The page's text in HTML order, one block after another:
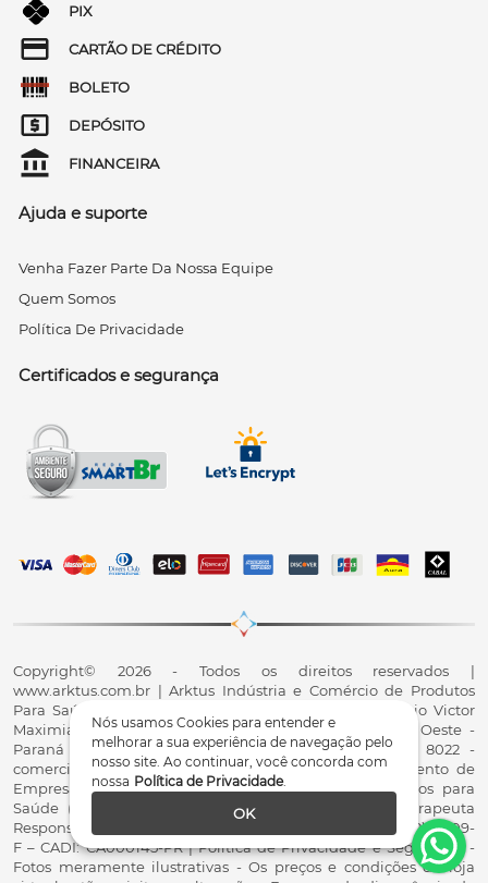
Nós usamos Cookies para entender e
melhorar a sua experiência de navegação pelo
nosso site. Ao continuar, você concorda com
nossa Política de Privacidade.
OK
PIX
CARTÃO DE CRÉDITO
BOLETO
DEPÓSITO
FINANCEIRA
Ajuda e suporte
Venha Fazer Parte Da Nossa Equipe
Quem Somos
Política De Privacidade
Certificados e segurança
Copyright© 2026 - Todos os direitos reservados |
www.arktus.com.br | Arktus Indústria e Comércio de Produtos
Para Saúde Ltda | CNPJ: 01.417.367/0001-78 | R. Antônio Victor
Maximiano, 107, Parque Industrial II, Santa Tereza do Oeste -
Paraná - CEP 85825-900 - Fale conosco: 0800 200 8022 -
comercial@arktus.com.br | Autorização de Funcionamento de
Empresa - AFE/ANVISA - Para Fabricação de Produtos para
Saúde (Correlatos): 8.02.844-5 (UX418X102741) - Fisioterapeuta
Responsável Técnico Dr. Alex Fernando Zani - Crefito8(PR): 8409-
F – CADI: CA000145-PR | Política de Privacidade e Segurança -
Fotos meramente ilustrativas - Os preços e condições da loja